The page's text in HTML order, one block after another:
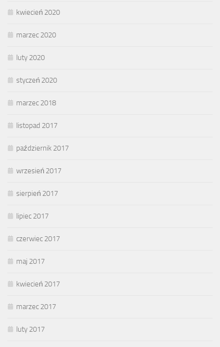
kwiecień 2020
marzec 2020
luty 2020
styczeń 2020
marzec 2018
listopad 2017
październik 2017
wrzesień 2017
sierpień 2017
lipiec 2017
czerwiec 2017
maj 2017
kwiecień 2017
marzec 2017
luty 2017